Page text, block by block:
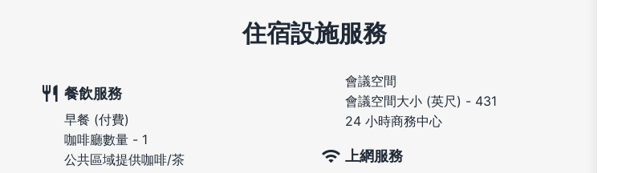
住宿設施服務
餐飲服務
早餐 (付費)
咖啡廳數量 - 1
公共區域提供咖啡/茶
會議空間
會議空間大小 (英尺) - 431
24 小時商務中心
上網服務